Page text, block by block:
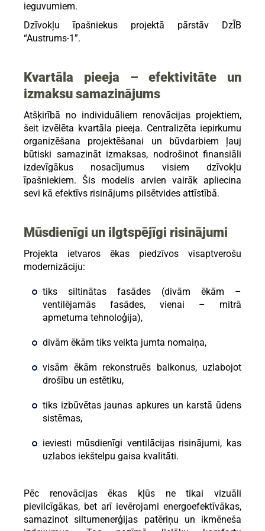
ieguvumiem.
Dzīvokļu īpašniekus projektā pārstāv DzĪB
“Austrums-1”.
Kvartāla pieeja – efektivitāte un
izmaksu samazinājums
Atšķirībā no individuāliem renovācijas projektiem,
šeit izvēlēta kvartāla pieeja. Centralizēta iepirkumu
organizēšana projektēšanai un būvdarbiem ļauj
būtiski samazināt izmaksas, nodrošinot finansiāli
izdevīgākus nosacījumus visiem dzīvokļu
īpašniekiem. Šis modelis arvien vairāk apliecina
sevi kā efektīvs risinājums pilsētvides attīstībā.
Mūsdienīgi un ilgtspējīgi risinājumi
Projekta ietvaros ēkas piedzīvos visaptverošu
modernizāciju:
tiks siltinātas fasādes (divām ēkām –
ventilējamās fasādes, vienai – mitrā
apmetuma tehnoloģija),
divām ēkām tiks veikta jumta nomaiņa,
visām ēkām rekonstruēs balkonus, uzlabojot
drošību un estētiku,
tiks izbūvētas jaunas apkures un karstā ūdens
sistēmas,
ieviesti mūsdienīgi ventilācijas risinājumi, kas
uzlabos iekštelpu gaisa kvalitāti.
Pēc renovācijas ēkas kļūs ne tikai vizuāli
pievilcīgākas, bet arī ievērojami energoefektīvākas,
samazinot siltumenerģijas patēriņu un ikmēneša